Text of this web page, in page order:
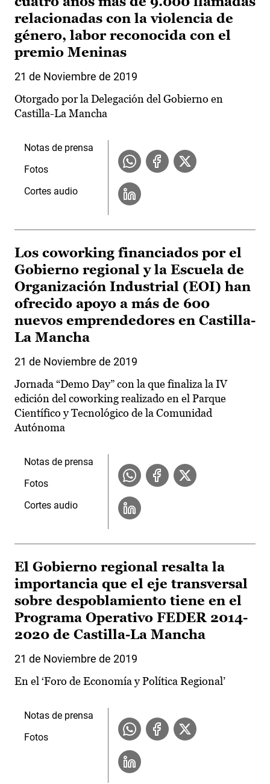
relacionadas con la violencia de
género, labor reconocida con el
premio Meninas
21 de Noviembre de 2019
Otorgado por la Delegación del Gobierno en
Castilla-La Mancha
Notas de prensa
Fotos
Cortes audio
Los coworking financiados por el
Gobierno regional y la Escuela de
Organización Industrial (EOI) han
ofrecido apoyo a más de 600
nuevos emprendedores en Castilla-
La Mancha
21 de Noviembre de 2019
Jornada “Demo Day” con la que finaliza la IV
edición del coworking realizado en el Parque
Científico y Tecnológico de la Comunidad
Autónoma
Notas de prensa
Fotos
Cortes audio
El Gobierno regional resalta la
importancia que el eje transversal
sobre despoblamiento tiene en el
Programa Operativo FEDER 2014-
2020 de Castilla-La Mancha
21 de Noviembre de 2019
En el ‘Foro de Economía y Política Regional’
Notas de prensa
Fotos